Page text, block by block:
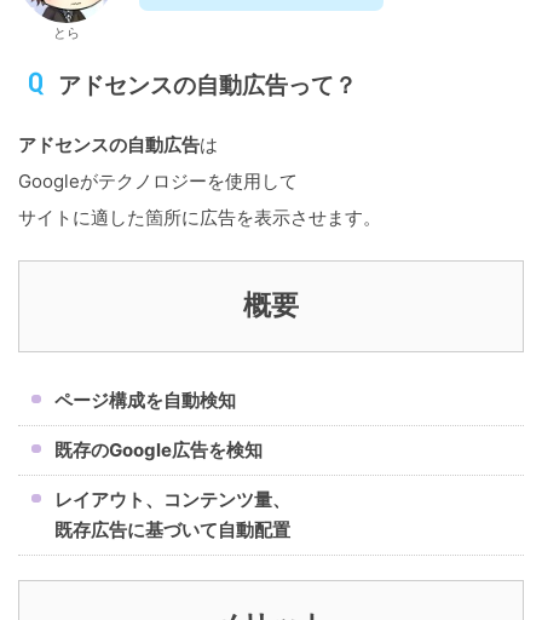
とら
アドセンスの自動広告って？
アドセンスの自動広告は
Googleがテクノロジーを使用して
サイトに適した箇所に広告を表示させます。
概要
ページ構成を自動検知
既存のGoogle広告を検知
レイアウト、コンテンツ量、
既存広告に基づいて自動配置